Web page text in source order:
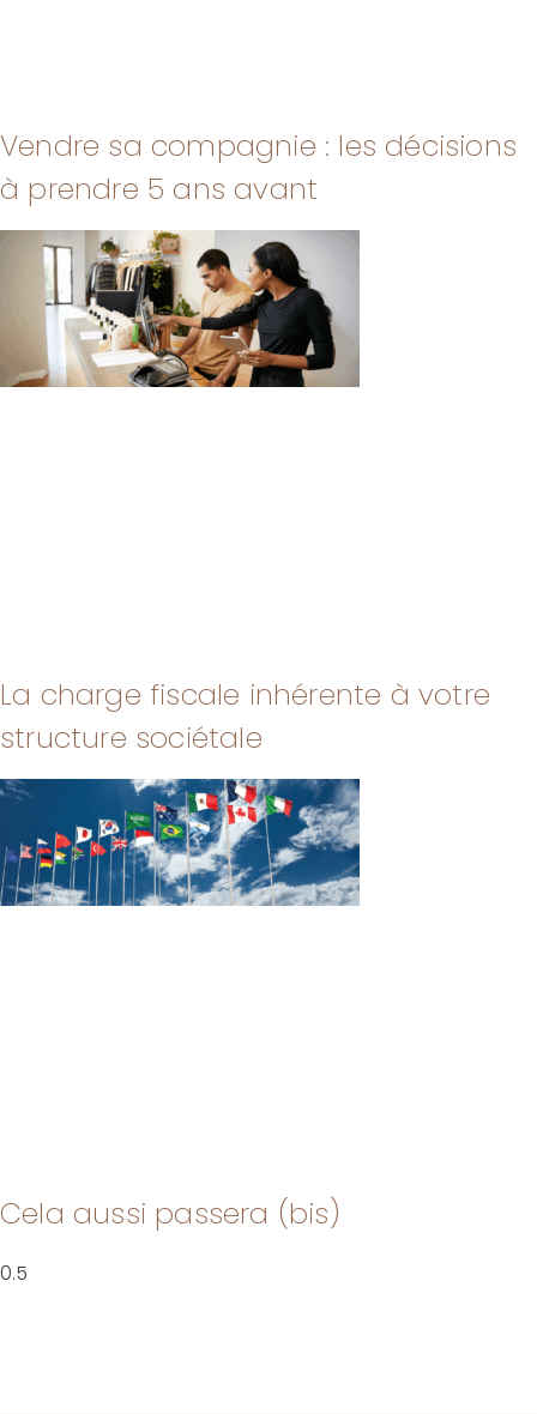
Vendre sa compagnie : les décisions
à prendre 5 ans avant
La charge fiscale inhérente à votre
structure sociétale
Cela aussi passera (bis)